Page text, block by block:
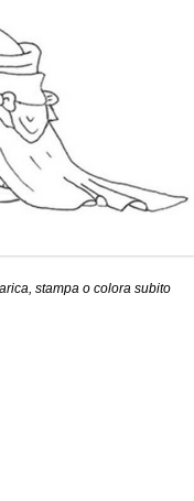
stampa o colora subito